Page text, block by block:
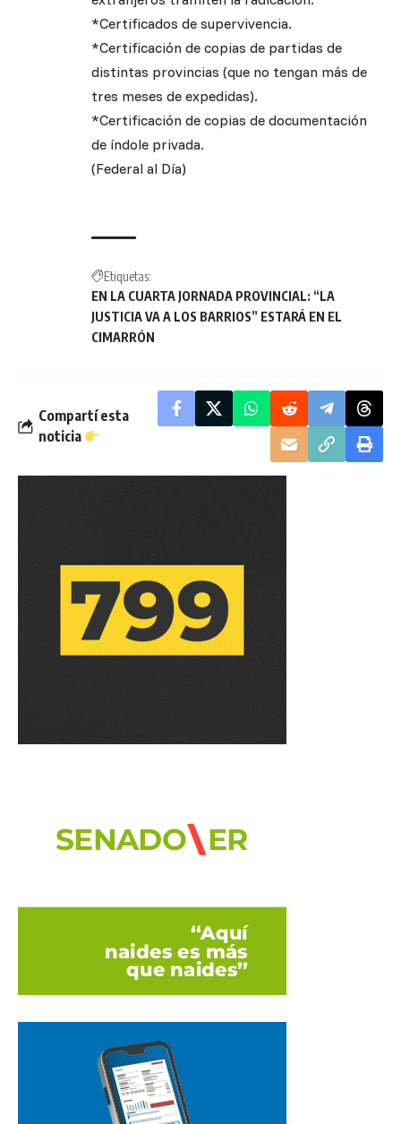
*Certificados de supervivencia.
*Certificación de copias de partidas de
distintas provincias (que no tengan más de
tres meses de expedidas).
*Certificación de copias de documentación
de índole privada.
(Federal al Día)
Etiquetas:
EN LA CUARTA JORNADA PROVINCIAL: “LA
JUSTICIA VA A LOS BARRIOS” ESTARÁ EN EL
CIMARRÓN
Compartí esta
noticia